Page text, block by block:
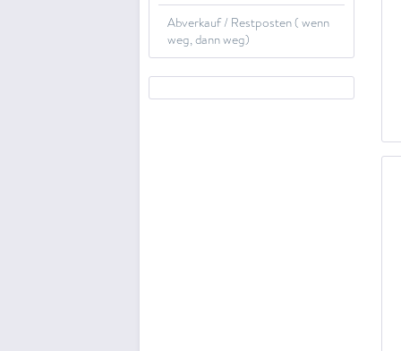
Abverkauf / Restposten ( wenn
weg, dann weg)